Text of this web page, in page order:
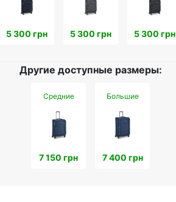
5 300 грн 5 300 грн 5 300 грн
Другие доступные размеры:
Средние
7 150 грн
Большие
7 400 грн